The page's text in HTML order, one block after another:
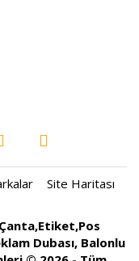
Site Haritası
Dubası, Balonlu